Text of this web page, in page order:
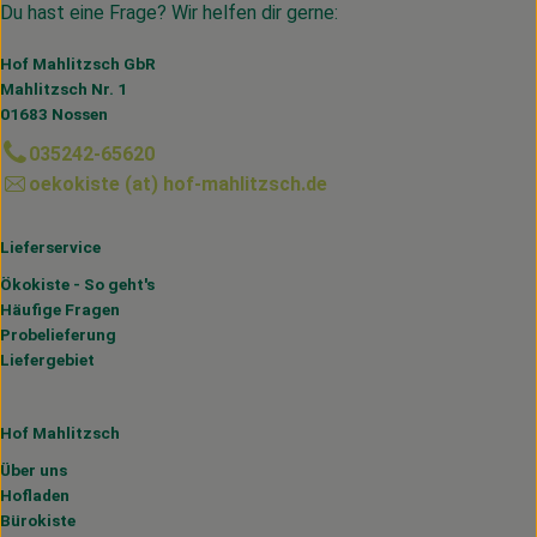
Du hast eine Frage? Wir helfen dir gerne:
Hof Mahlitzsch GbR
Mahlitzsch Nr. 1
01683 Nossen
035242-65620
oekokiste (at) hof-mahlitzsch.de
Lieferservice
Ökokiste - So geht's
Häufige Fragen
Probelieferung
Liefergebiet
Hof Mahlitzsch
Über uns
Hofladen
Bürokiste